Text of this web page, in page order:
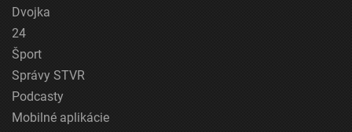
Dvojka
24
Šport
Správy STVR
Podcasty
Mobilné aplikácie